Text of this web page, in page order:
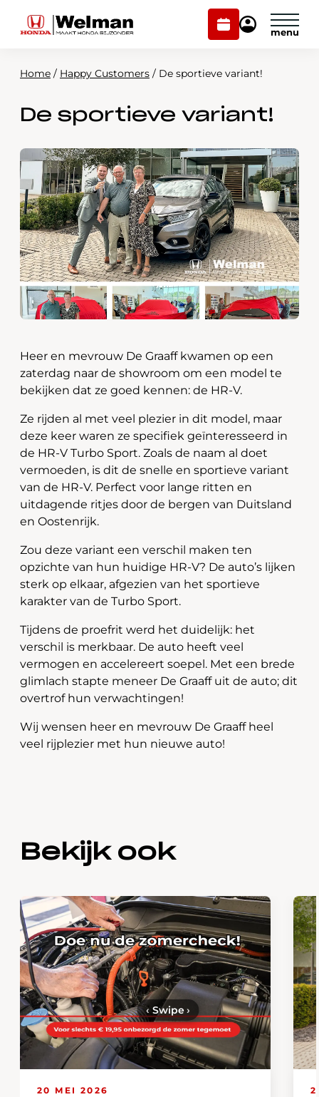
Plan
onderhoud
Mijn
Modellen
Voorraad
Onderhoud en service
Over ons
Webshop
Contact
Plan onderhoud
Mijn Honda Welman
Home / Happy Customers / De sportieve variant!
De sportieve variant!
Heer en mevrouw De Graaff kwamen op een
zaterdag naar de showroom om een model te
bekijken dat ze goed kennen: de HR-V.
Ze rijden al met veel plezier in dit model, maar
deze keer waren ze specifiek geïnteresseerd in
de HR-V Turbo Sport. Zoals de naam al doet
vermoeden, is dit de snelle en sportieve variant
van de HR-V. Perfect voor lange ritten en
uitdagende ritjes door de bergen van Duitsland
en Oostenrijk.
Zou deze variant een verschil maken ten
opzichte van hun huidige HR-V? De auto’s lijken
sterk op elkaar, afgezien van het sportieve
karakter van de Turbo Sport.
Tijdens de proefrit werd het duidelijk: het
verschil is merkbaar. De auto heeft veel
vermogen en accelereert soepel. Met een brede
glimlach stapte meneer De Graaff uit de auto; dit
overtrof hun verwachtingen!
Wij wensen heer en mevrouw De Graaff heel
veel rijplezier met hun nieuwe auto!
Bekijk ook
20 MEI 2026
‹ Swipe›